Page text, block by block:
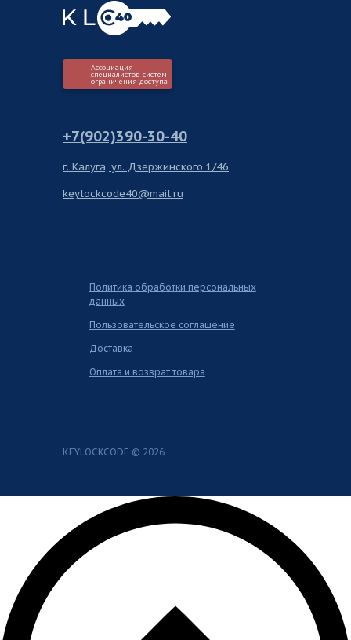
Ассоциация
специалистов систем
ограничения доступа
+7(902)390-30-40
г. Калуга, ул. Дзержинского 1/46
keylockcode40@mail.ru
Политика обработки персональных
данных
Пользовательское соглашение
Доставка
Оплата и возврат товара
KEYLOCKCODE © 2026